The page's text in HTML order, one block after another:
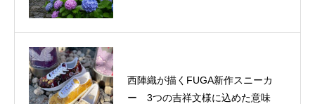
西陣織が描くFUGA新作スニーカ
ー 3つの吉祥文様に込めた意味